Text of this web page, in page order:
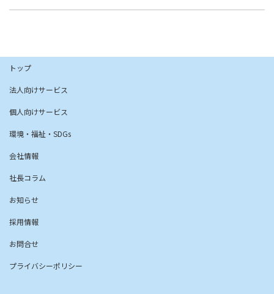
トップ
法人向けサービス
個人向けサービス
環境・福祉・SDGs
会社情報
社長コラム
お知らせ
採用情報
お問合せ
プライバシーポリシー